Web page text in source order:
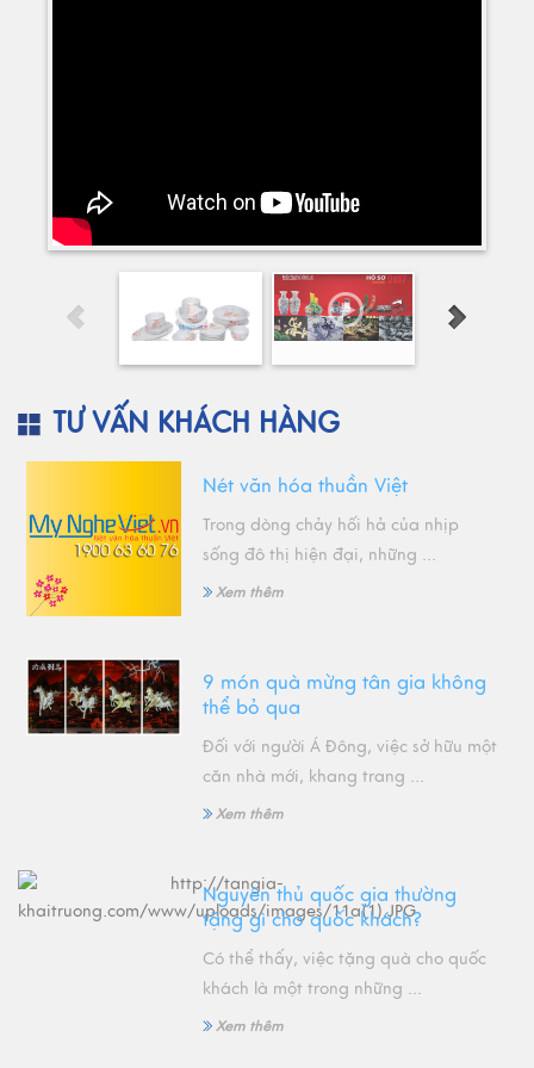
TƯ VẤN KHÁCH HÀNG
Nét văn hóa thuần Việt
Trong dòng chảy hối hả của nhịp
sống đô thị hiện đại, những ...
Xem thêm
9 món quà mừng tân gia không
thể bỏ qua
Đối với người Á Đông, việc sở hữu một
căn nhà mới, khang trang ...
Xem thêm
Nguyên thủ quốc gia thường
tặng gì cho quốc khách?
Có thể thấy, việc tặng quà cho quốc
khách là một trong những ...
Xem thêm